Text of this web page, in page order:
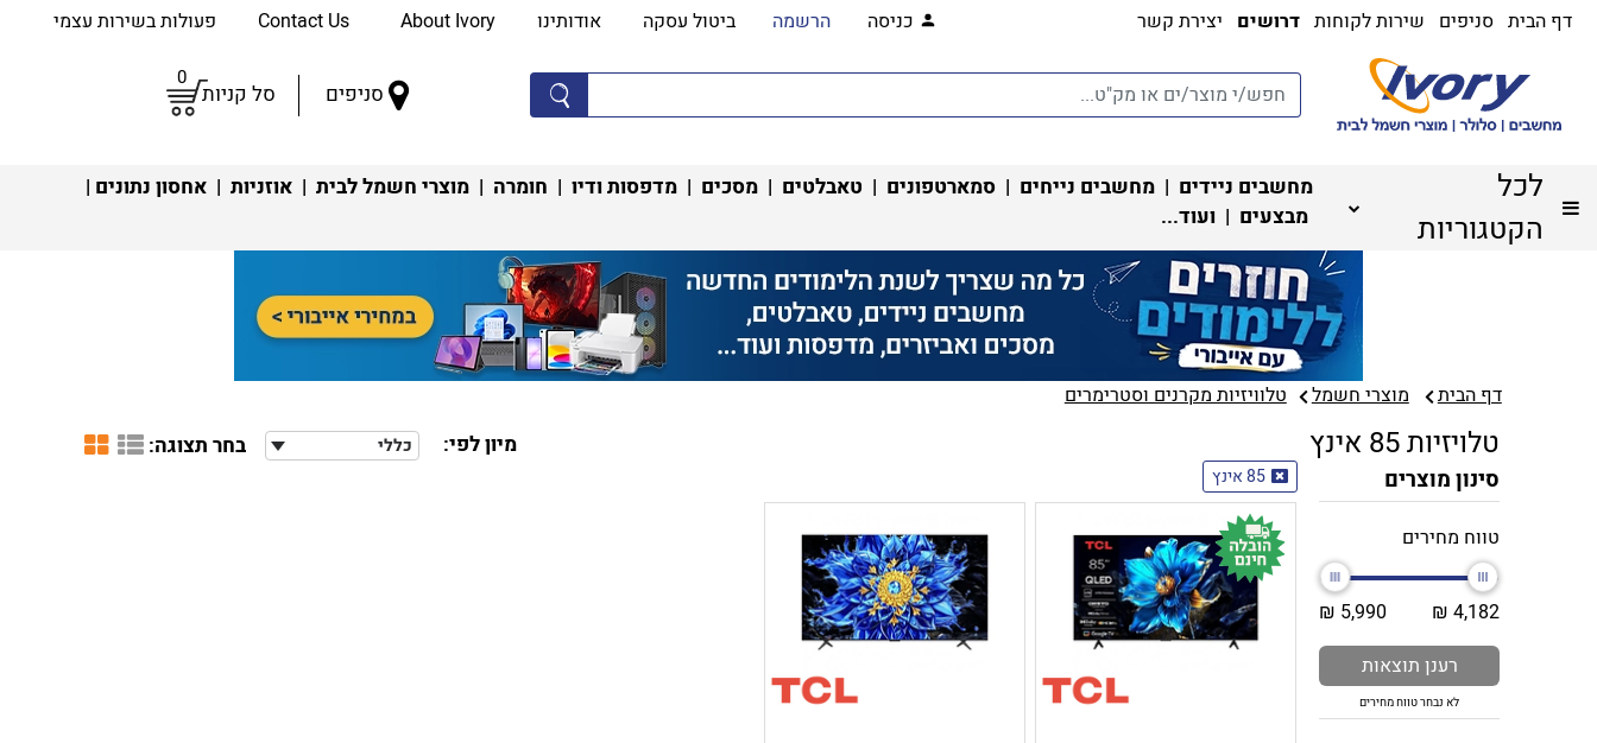
דף הבית סניפים שירות לקוחות דרושים יצירת קשר כניסה הרשמה ביטול עסקה אודותינו About Ivory פעולות בשירות עצמי
סניפים סל קניות
0
לכל
הקטגוריות
מחשבים ניידים | מחשבים נייחים | סמארטפונים | טאבלטים | מסכים | מדפסות ודיו | חומרה | מוצרי חשמל לבית | אוזניות | אחסון נתונים |
מבצעים | ועוד...
דף הבית מוצרי חשמל טלוויזיות מקרנים וסטרימרים‏
טלויזיות 85 אינץ מיון לפי: כללי בחר תצוגה:
סינון מוצרים
טווח מחירים
4,182 ₪
5,990 ₪
רענן תוצאות
לא נבחר טווח מחירים
85 אינץ